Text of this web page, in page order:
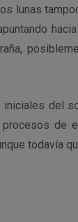
lunas
del
de
todavía